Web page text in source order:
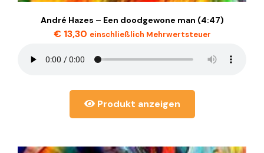
André Hazes – Een doodgewone man (4:47)
€13,30 einschließlich Mehrwertsteuer
Produkt anzeigen